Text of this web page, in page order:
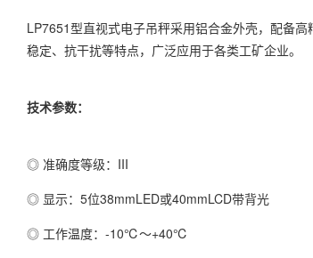
LP7651型直视式电子吊秤采用铝合金外壳，配备
稳定、抗干扰等特点，广泛应用于各类工矿企业。
技术参数：
◎ 准确度等级：III
◎ 显示：5位38mmLED或40mmLCD带背光
◎ 工作温度：-10℃～+40℃